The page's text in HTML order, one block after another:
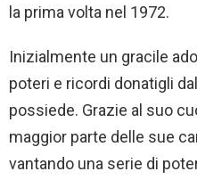
la prima volta nel 1972.
Inizialmente un gracile
poteri e ricordi donatigli
possiede. Grazie al suo
maggior parte delle sue
vantando una serie di